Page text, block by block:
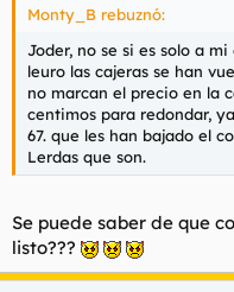
Monty_B rebuznó:
Joder, no se si es solo a
leuro las cajeras se han
no marcan el precio en la
centimos para redondar,
67. que les han bajado el
Lerdas que son.
Se puede saber de que
listo???